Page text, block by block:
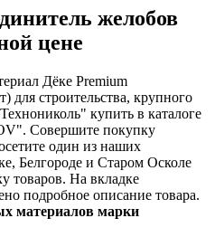
желобов
цене
Дёке Premium
для строительства, крупного
купить в каталоге
Совершите покупку
один из наших
Белгороде и Старом Осколе
товаров. На вкладке
подробное описание товара.
материалов марки